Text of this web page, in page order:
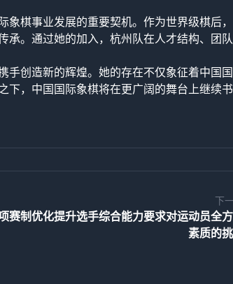
象棋事业发展的重要契机。作为世界级棋后
承。通过她的加入，杭州队在人才结构、团
手创造新的辉煌。她的存在不仅象征着中国
下，中国国际象棋将在更广阔的舞台上继续
下
赛制优化提升选手综合能力要求对运动员全
素质的